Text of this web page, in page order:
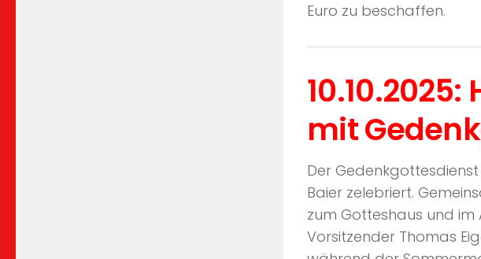
Euro zu beschaffen.
mit
Der
Baier zelebriert.
zum Gotteshaus und im
Vorsitzender Thomas